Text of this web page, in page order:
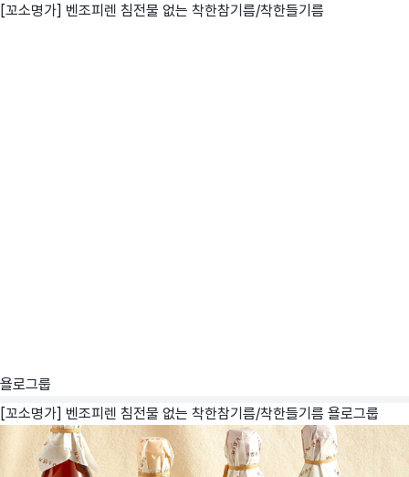
[꼬소명가] 벤조피렌 침전물 없는 착한참기름/착한들기름
욜로그룹
[꼬소명가] 벤조피렌 침전물 없는 착한참기름/착한들기름 욜로그룹